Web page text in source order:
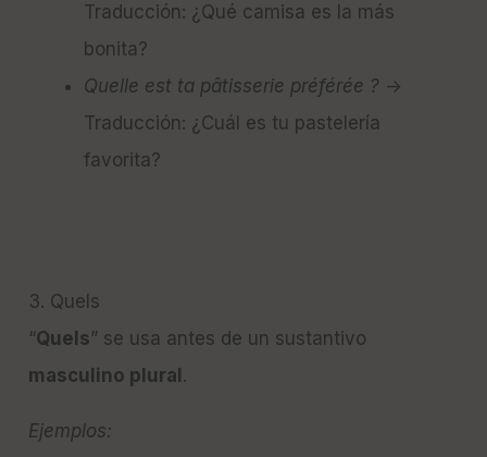
Traducción: ¿Qué camisa es la más
bonita?
Quelle est ta pâtisserie préférée ? →
Traducción: ¿Cuál es tu pastelería
favorita?
3. Quels
“Quels” se usa antes de un sustantivo
masculino plural.
Ejemplos: